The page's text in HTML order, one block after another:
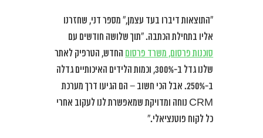
“התוצאות דיברו בעד עצמן,” מספר דני, שחזרנו
אליו בתחילת הכתבה. “תוך שלושה חודשים עם
סוכנות פרסום, משרד פרסום החדש, הטרפיק לאתר
שלנו גדל ב-300%, וכמות הלידים האיכותיים גדלה
ב-250%. אבל הכי חשוב – הם הגיעו דרך מערכת
CRM נוחה ומדויקת שמאפשרת לנו לעקוב אחרי
כל לקוח פוטנציאלי.”